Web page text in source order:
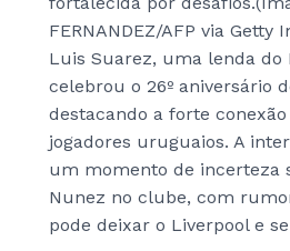
FERNANDEZ/AFP via Getty
Luis Suarez, uma lenda do
celebrou o 26º aniversário
destacando a forte
jogadores uruguaios. A
um momento de incerteza
Nunez no clube, com
pode deixar o Liverpool e